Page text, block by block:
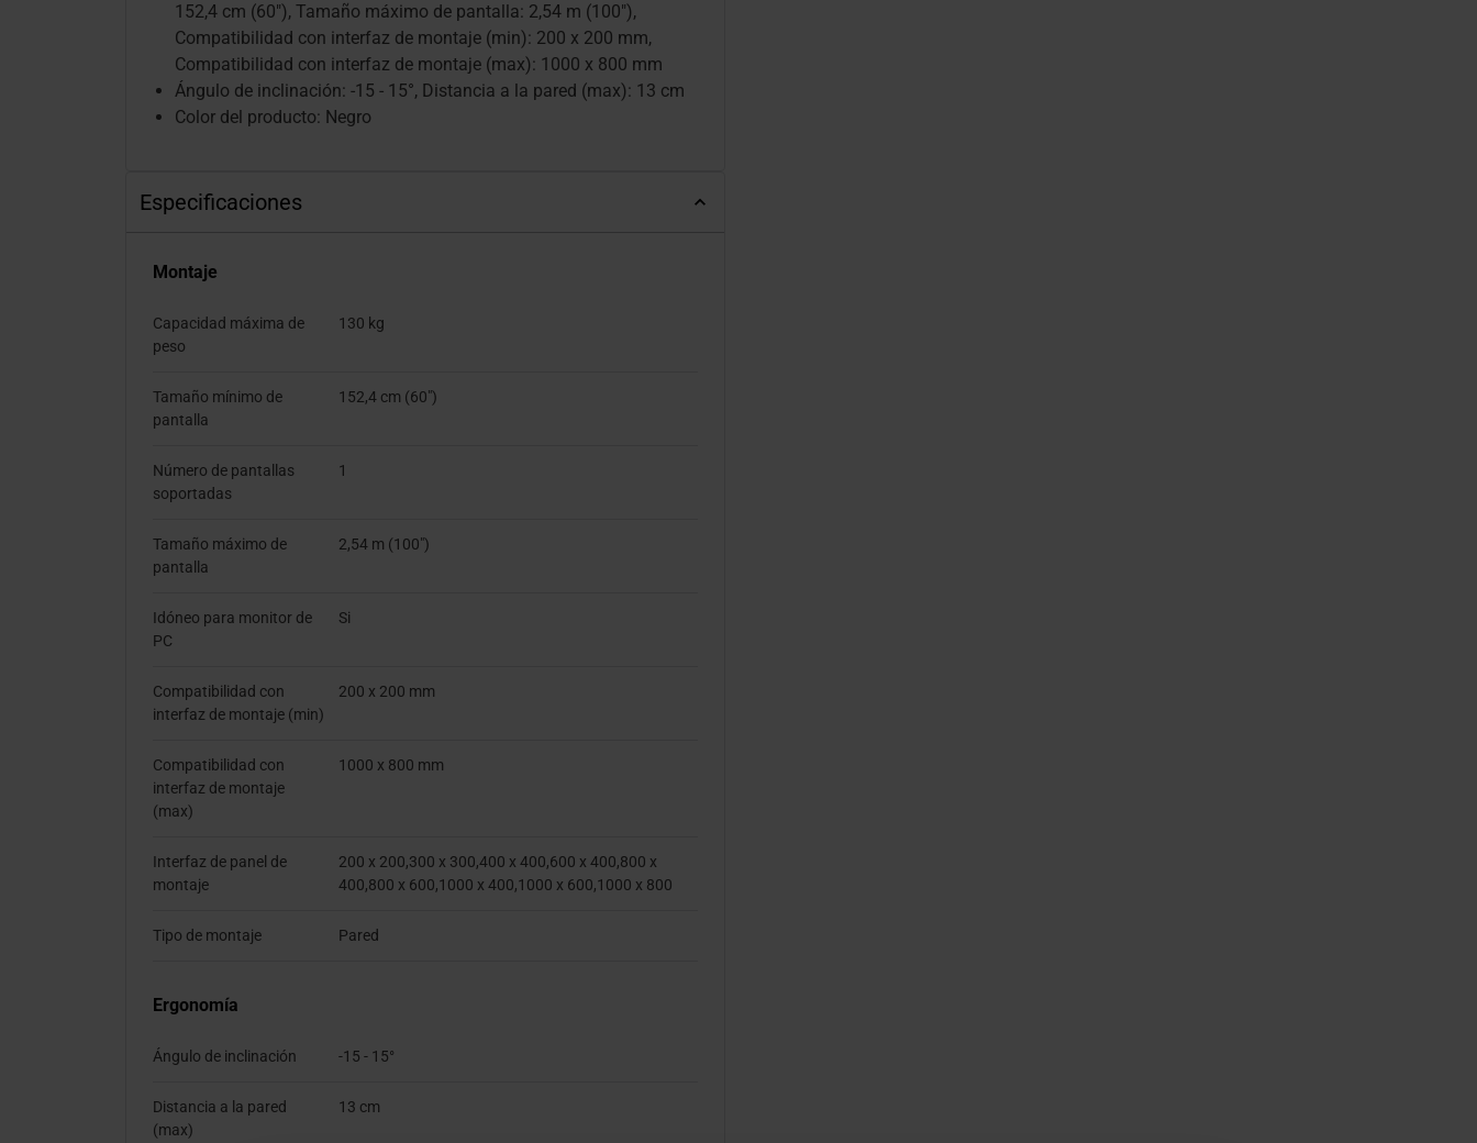
152,4 cm (60"), Tamaño máximo de pantalla: 2,54 m (100"),
Compatibilidad con interfaz de montaje (min): 200 x 200 mm,
Compatibilidad con interfaz de montaje (max): 1000 x 800 mm
Ángulo de inclinación: -15 - 15°, Distancia a la pared (max): 13 cm
Color del producto: Negro
Especificaciones
Montaje
Capacidad máxima de
peso
130 kg
Tamaño mínimo de
pantalla
152,4 cm (60")
Número de pantallas
soportadas
1
Tamaño máximo de
pantalla
2,54 m (100")
Idóneo para monitor de
PC
Si
Compatibilidad con
interfaz de montaje (min)
200 x 200 mm
Compatibilidad con
interfaz de montaje
(max)
1000 x 800 mm
Interfaz de panel de
montaje
200 x 200,300 x 300,400 x 400,600 x 400,800 x
400,800 x 600,1000 x 400,1000 x 600,1000 x 800
Tipo de montaje Pared
Ergonomía
Ángulo de inclinación -15 - 15°
Distancia a la pared
(max)
13 cm